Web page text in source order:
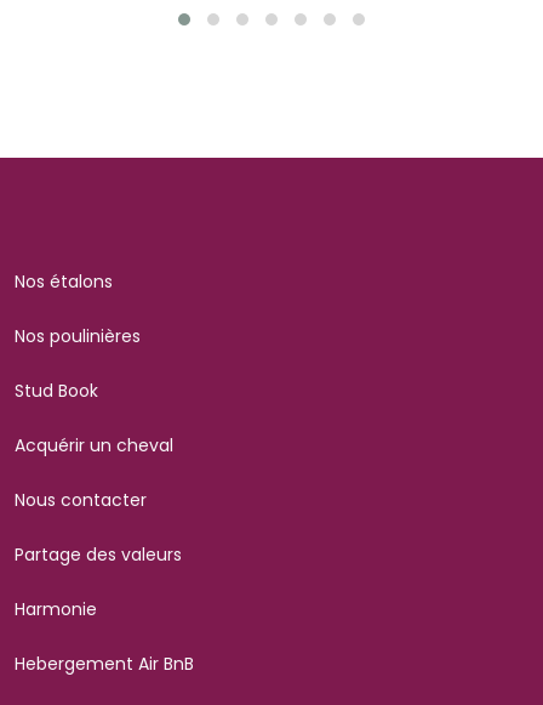
Nos étalons
Nos poulinières
Stud Book
Acquérir un cheval
Nous contacter
Partage des valeurs
Harmonie
Hebergement Air BnB